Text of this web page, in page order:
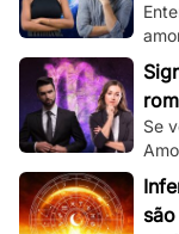
Se
lo.